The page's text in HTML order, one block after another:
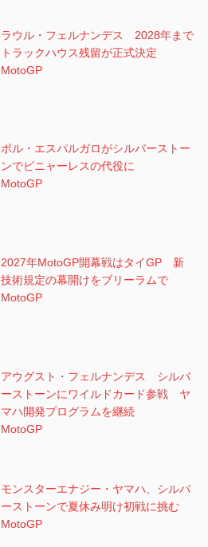
ラウル・フェルナンデス 2028年まで
トラックハウス残留が正式決定
MotoGP
ポル・エスパルガロがシルバーストー
ンでビニャーレスの代役に
MotoGP
2027年MotoGP開幕戦はタイGP 新
技術規定の幕開けをブリーラムで
MotoGP
アウグスト・フェルナンデス シルバ
ーストーンにワイルドカード参戦 ヤ
マハ開発プログラムを継続
MotoGP
モンスターエナジー・ヤマハ、シルバ
ーストーンで夏休み明け初戦に挑む
MotoGP